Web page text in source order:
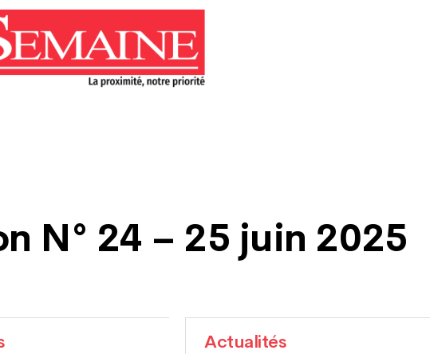
N° 24 – 25 juin 2025
Actualités